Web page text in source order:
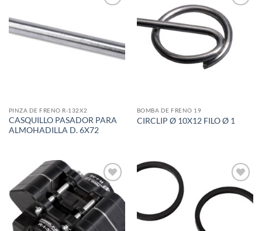
PINZA DE FRENO R-132X2
CASQUILLO PASADOR PARA
ALMOHADILLA D. 6X72
wishlist
BOMBA DE FRENO 19
CIRCLIP Ø 10X12 FILO Ø 1
Add to
wishlist
Add to
wishlist